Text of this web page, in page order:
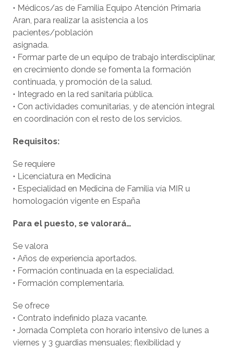
• Médicos/as de Familia Equipo Atención Primaria
Aran, para realizar la asistencia a los
pacientes/población
asignada.
• Formar parte de un equipo de trabajo interdisciplinar,
en crecimiento donde se fomenta la formación
continuada, y promoción de la salud.
• Integrado en la red sanitaria pública.
• Con actividades comunitarias, y de atención integral
en coordinación con el resto de los servicios.
Requisitos:
Se requiere
• Licenciatura en Medicina
• Especialidad en Medicina de Familia vía MIR u
homologación vigente en España
Para el puesto, se valorará…
Se valora
• Años de experiencia aportados.
• Formación continuada en la especialidad.
• Formación complementaria.
Se ofrece
• Contrato indefinido plaza vacante.
• Jornada Completa con horario intensivo de lunes a
viernes y 3 guardias mensuales; flexibilidad y